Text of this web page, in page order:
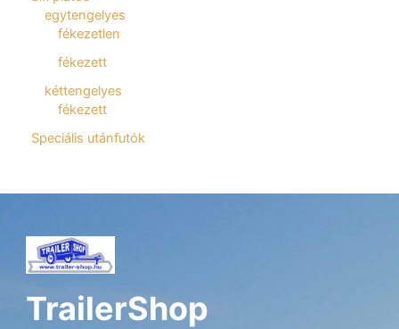
egytengelyes
fékezetlen
fékezett
kéttengelyes
fékezett
Speciális utánfutók
TrailerShop